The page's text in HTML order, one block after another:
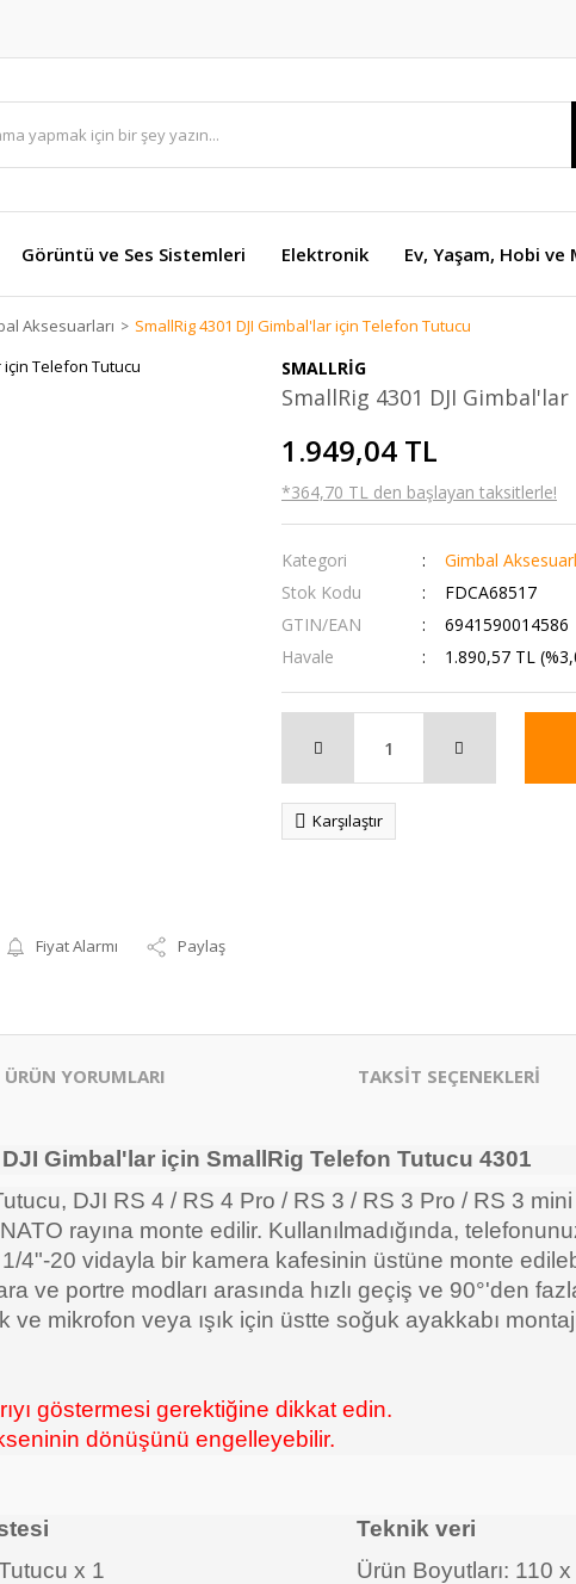
Görüntü ve Ses Sistemleri Elektronik Ev, Yaşam, Hobi ve
Aksesuarları SmallRig 4301 DJI Gimbal'lar için Telefon Tutucu
Fiyat Alarmı Paylaş
SMALLRİG
SmallRig 4301 DJI
1.949,04 TL
*364,70 TL den başlayan taksitlerle!
Kategori Gimbal
Stok Kodu
FDCA68517
GTIN/EAN
6941590014586
Havale
1.890,57 TL
Karşılaştır
ÜRÜN YORUMLARI TAKSİT SEÇENEKLERİ
DJI Gimbal'lar için SmallRig Telefon Tutucu 4301
DJI RS 4 / RS 4 Pro / RS 3 / RS 3 Pro / RS 3
rayına monte edilir. Kullanılmadığında,
1/4"-20 vidayla bir kamera kafesinin üstüne monte
ve portre modları arasında hızlı geçiş ve 90°'den
mikrofon veya ışık için üstte soğuk ayakkabı
göstermesi gerektiğine dikkat edin.
dönüşünü engelleyebilir.
x 1
Teknik veri
Ürün Boyutları: 110